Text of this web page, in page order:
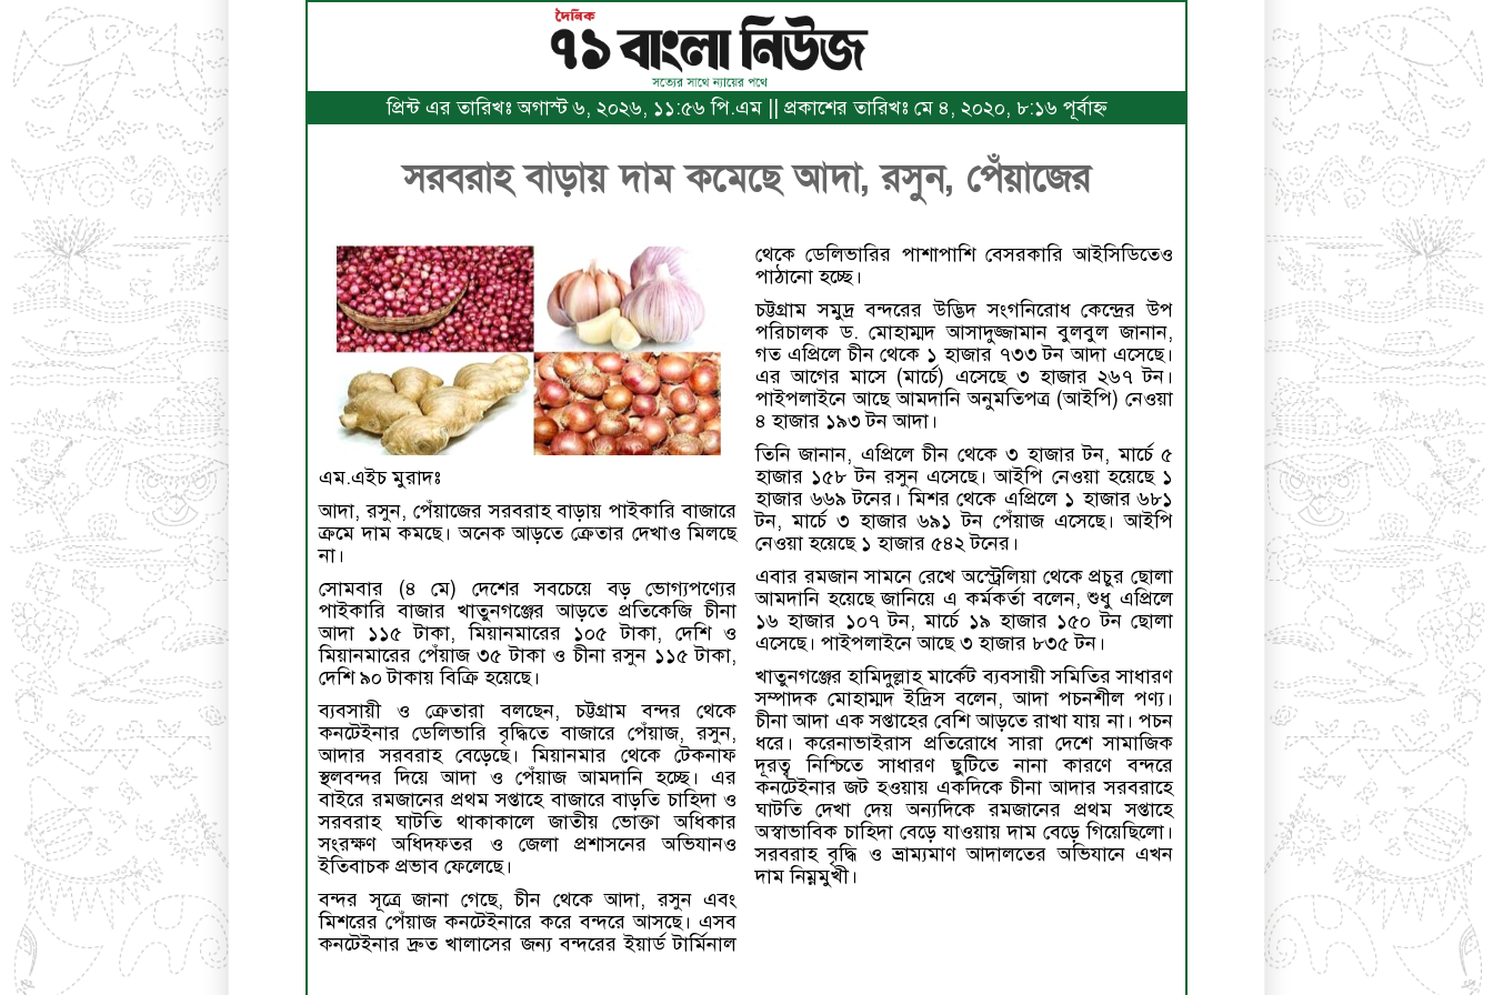
প্রিন্ট এর তারিখঃ অগাস্ট ৬, ২০২৬, ১১:৫৬ পি.এম || প্রকাশের তারিখঃ মে ৪, ২০২০, ৮:১৬ পূর্বাহ্ণ
সরবরাহ বাড়ায় দাম কমেছে আদা, রসুন, পেঁয়াজের
এম.এইচ মুরাদঃ
আদা, রসুন, পেঁয়াজের সরবরাহ বাড়ায় পাইকারি বাজারে
ক্রমে দাম কমছে। অনেক আড়তে ক্রেতার দেখাও মিলছে
না।
সোমবার (৪ মে) দেশের সবচেয়ে বড় ভোগ্যপণ্যের
পাইকারি বাজার খাতুনগঞ্জের আড়তে প্রতিকেজি চীনা
আদা ১১৫ টাকা, মিয়ানমারের ১০৫ টাকা, দেশি ও
মিয়ানমারের পেঁয়াজ ৩৫ টাকা ও চীনা রসুন ১১৫ টাকা,
দেশি ৯০ টাকায় বিক্রি হয়েছে।
ব্যবসায়ী ও ক্রেতারা বলছেন, চট্টগ্রাম বন্দর থেকে
কনটেইনার ডেলিভারি বৃদ্ধিতে বাজারে পেঁয়াজ, রসুন,
আদার সরবরাহ বেড়েছে। মিয়ানমার থেকে টেকনাফ
স্থলবন্দর দিয়ে আদা ও পেঁয়াজ আমদানি হচ্ছে। এর
বাইরে রমজানের প্রথম সপ্তাহে বাজারে বাড়তি চাহিদা ও
সরবরাহ ঘাটতি থাকাকালে জাতীয় ভোক্তা অধিকার
সংরক্ষণ অধিদফতর ও জেলা প্রশাসনের অভিযানও
ইতিবাচক প্রভাব ফেলেছে।
বন্দর সূত্রে জানা গেছে, চীন থেকে আদা, রসুন এবং
মিশরের পেঁয়াজ কনটেইনারে করে বন্দরে আসছে। এসব
কনটেইনার দ্রুত খালাসের জন্য বন্দরের ইয়ার্ড টার্মিনাল
থেকে ডেলিভারির পাশাপাশি বেসরকারি আইসিডিতেও
পাঠানো হচ্ছে।
চট্টগ্রাম সমুদ্র বন্দরের উদ্ভিদ সংগনিরোধ কেন্দ্রের উপ
পরিচালক ড. মোহাম্মদ আসাদুজ্জামান বুলবুল জানান,
গত এপ্রিলে চীন থেকে ১ হাজার ৭৩৩ টন আদা এসেছে।
এর আগের মাসে (মার্চে) এসেছে ৩ হাজার ২৬৭ টন।
পাইপলাইনে আছে আমদানি অনুমতিপত্র (আইপি) নেওয়া
৪ হাজার ১৯৩ টন আদা।
তিনি জানান, এপ্রিলে চীন থেকে ৩ হাজার টন, মার্চে ৫
হাজার ১৫৮ টন রসুন এসেছে। আইপি নেওয়া হয়েছে ১
হাজার ৬৬৯ টনের। মিশর থেকে এপ্রিলে ১ হাজার ৬৮১
টন, মার্চে ৩ হাজার ৬৯১ টন পেঁয়াজ এসেছে। আইপি
নেওয়া হয়েছে ১ হাজার ৫৪২ টনের।
এবার রমজান সামনে রেখে অস্ট্রেলিয়া থেকে প্রচুর ছোলা
আমদানি হয়েছে জানিয়ে এ কর্মকর্তা বলেন, শুধু এপ্রিলে
১৬ হাজার ১০৭ টন, মার্চে ১৯ হাজার ১৫০ টন ছোলা
এসেছে। পাইপলাইনে আছে ৩ হাজার ৮৩৫ টন।
খাতুনগঞ্জের হামিদুল্লাহ মার্কেট ব্যবসায়ী সমিতির সাধারণ
সম্পাদক মোহাম্মদ ইদ্রিস বলেন, আদা পচনশীল পণ্য।
চীনা আদা এক সপ্তাহের বেশি আড়তে রাখা যায় না। পচন
ধরে। করেনাভাইরাস প্রতিরোধে সারা দেশে সামাজিক
দূরত্ব নিশ্চিতে সাধারণ ছুটিতে নানা কারণে বন্দরে
কনটেইনার জট হওয়ায় একদিকে চীনা আদার সরবরাহে
ঘাটতি দেখা দেয় অন্যদিকে রমজানের প্রথম সপ্তাহে
অস্বাভাবিক চাহিদা বেড়ে যাওয়ায় দাম বেড়ে গিয়েছিলো।
সরবরাহ বৃদ্ধি ও ভ্রাম্যমাণ আদালতের অভিযানে এখন
দাম নিম্নমুখী।